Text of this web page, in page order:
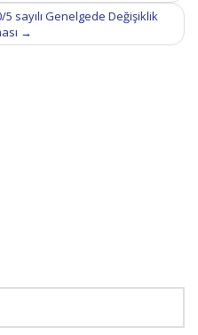
sayılı Genelgede Değişiklik
→